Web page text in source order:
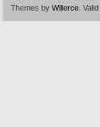
Themes by Willerce Valid